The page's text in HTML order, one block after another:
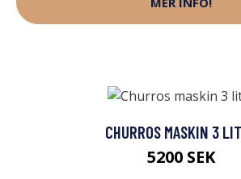
CHURROS MASKIN 3
5200 SEK